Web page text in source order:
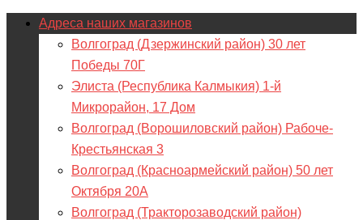
Адреса наших магазинов
Волгоград (Дзержинский район) 30 лет
Победы 70Г
Элиста (Республика Калмыкия) 1-й
Микрорайон, 17 Дом
Волгоград (Ворошиловский район) Рабоче-
Крестьянская 3
Волгоград (Красноармейский район) 50 лет
Октября 20А
Волгоград (Тракторозаводский район)